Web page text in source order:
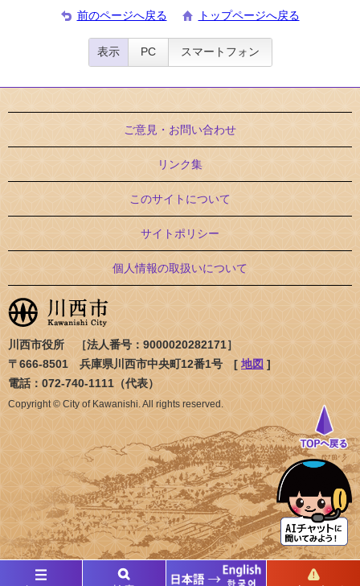
前のページへ戻る トップページへ戻る
表示 PC スマートフォン
ご意見・お問い合わせ
リンク集
このサイトについて
サイトポリシー
個人情報の取扱いについて
川西市役所 ［法人番号：9000020282171］
〒666-8501 兵庫県川西市中央町12番1号 [ 地図 ]
電話：072-740-1111（代表）
Copyright © City of Kawanishi. All rights reserved.